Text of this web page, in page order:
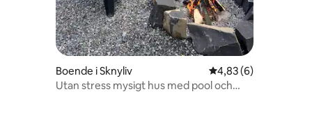
Boende i Sknyliv 4,83 av 5 i
4,83 (6)
Utan stress mysigt hus med pool och